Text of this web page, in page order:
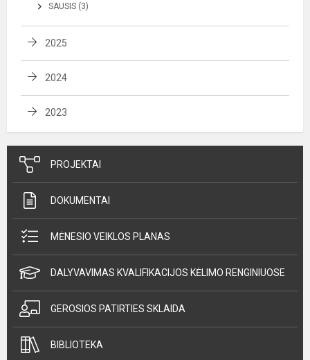
SAUSIS (3)
2025
2024
2023
PROJEKTAI
DOKUMENTAI
MĖNESIO VEIKLOS PLANAS
DALYVAVIMAS KVALIFIKACIJOS KĖLIMO RENGINIUOSE
GEROSIOS PATIRTIES SKLAIDA
BIBLIOTEKA